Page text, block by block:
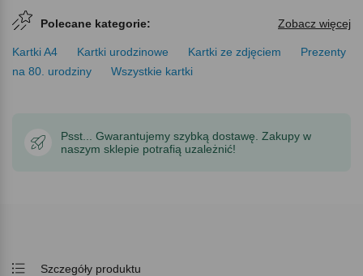
Polecane kategorie: Zobacz więcej
Kartki A4 Kartki urodzinowe Kartki ze zdjęciem
Prezenty
na 80. urodziny
Wszystkie kartki
Psst... Gwarantujemy szybką dostawę. Zakupy w
naszym sklepie potrafią uzależnić!
Szczegóły produktu